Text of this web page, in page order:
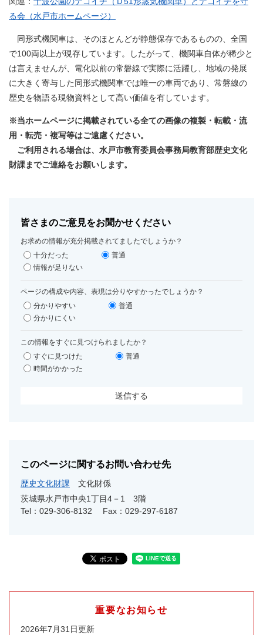
る会（水戸市ホームページ）
同形式機関車は、そのほとんどが静態保存であるものの、全国
で100両以上が現存しています。したがって、機関車自体が稀少と
は言えませんが、電化以前の常磐線で実際に活躍し、地域の発展
に大きく寄与した同形式機関車では唯一の車両であり、常磐線の
歴史を物語る現物資料として高い価値を有しています。
※当ホームページに掲載されている全ての画像の複製・転載・流
用・転売・複写等はご遠慮ください。
ご利用される場合は、水戸市教育委員会事務局教育部歴史文化
財課までご連絡をお願いします。
皆さまのご意見をお聞かせください
お求めの情報が充分掲載されてましたでしょうか？
十分だった
普通
情報が足りない
ページの構成や内容、表現は分りやすかったでしょうか？
分かりやすい
普通
分かりにくい
この情報をすぐに見つけられましたか？
すぐに見つけた
普通
時間がかかった
このページに関するお問い合わせ先
歴史文化財課
文化財係
茨城県水戸市中央1丁目4－1 3階
Tel：029-306-8132
Fax：029-297-6187
重要なお知らせ
2026年7月31日更新